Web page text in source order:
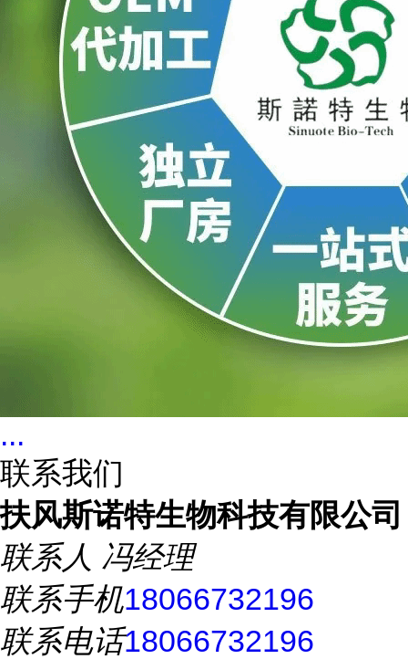
...
联系我们
扶风斯诺特生物科技有限公司
联系人 冯经理
联系手机18066732196
联系电话18066732196